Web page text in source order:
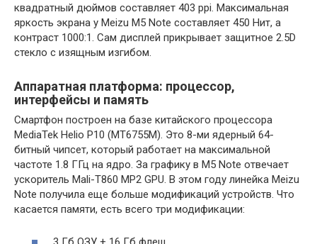
квадратный дюймов составляет 403 ppi. Максимальная
яркость экрана у Meizu M5 Note составляет 450 Нит, а
контраст 1000:1. Сам дисплей прикрывает защитное 2.5D
стекло с изящным изгибом.
Аппаратная платформа: процессор,
интерфейсы и память
Смартфон построен на базе китайского процессора
MediaTek Helio P10 (MT6755M). Это 8-ми ядерный 64-
битный чипсет, который работает на максимальной
частоте 1.8 ГГц на ядро. За графику в M5 Note отвечает
ускоритель Mali-T860 MP2 GPU. В этом году линейка Meizu
Note получила еще больше модификаций устройств. Что
касается памяти, есть всего три модификации: